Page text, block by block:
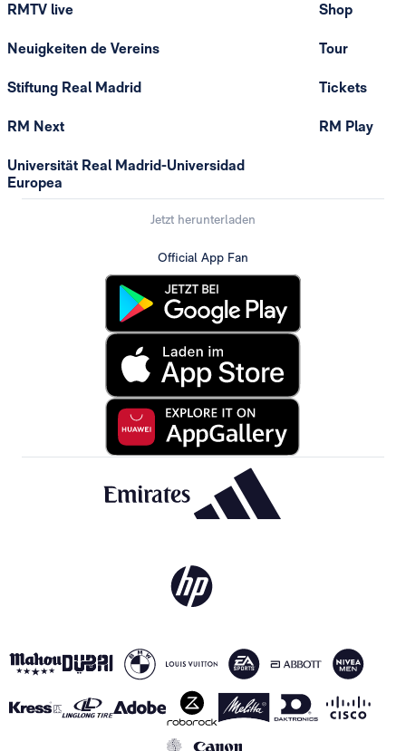
RMTV live
Neuigkeiten de Vereins
Stiftung Real Madrid
RM Next
Universität Real Madrid-Universidad
Europea
Shop
Tour
Tickets
RM Play
Jetzt herunterladen
Official App Fan